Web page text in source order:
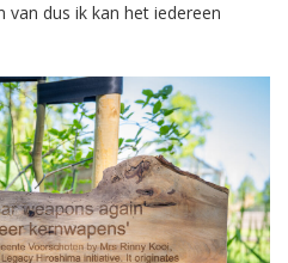
van dus ik kan het iedereen